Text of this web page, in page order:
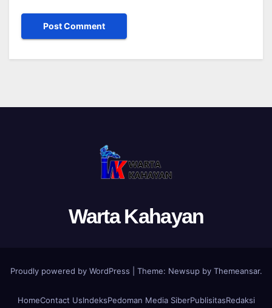
Warta Kahayan
Proudly powered by WordPress Theme: Newsup by Themeansar.
HomeContact UsIndeksPedoman Media SiberPublisitasRedaksi